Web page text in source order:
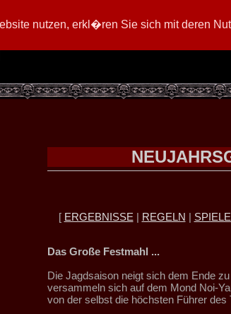
nutzen, erkl�ren Sie sich mit deren
[ ERGEBNISSE | REGELN |
Das Große Festmahl ...
Die Jagdsaison neigt sich dem Ende
versammeln sich auf dem Mond Noi-
von der selbst die höchsten Führer